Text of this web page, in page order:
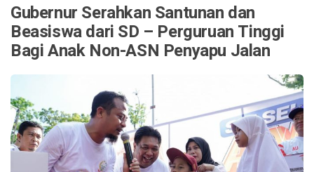
Gubernur Serahkan Santunan dan
Beasiswa dari SD – Perguruan Tinggi
Bagi Anak Non-ASN Penyapu Jalan